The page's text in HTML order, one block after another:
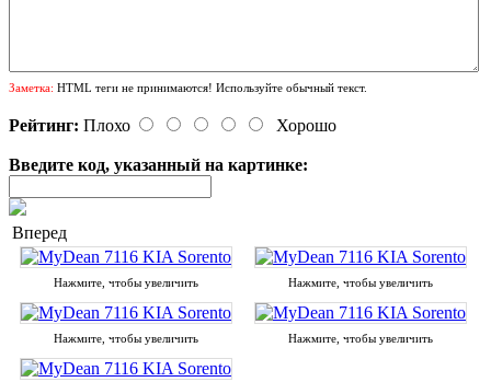
Заметка: HTML теги не принимаются! Используйте обычный текст.
Рейтинг: Плохо Хорошо
Введите код, указанный на картинке:
Вперед
Нажмите, чтобы увеличить Нажмите, чтобы увеличить
Нажмите, чтобы увеличить Нажмите, чтобы увеличить